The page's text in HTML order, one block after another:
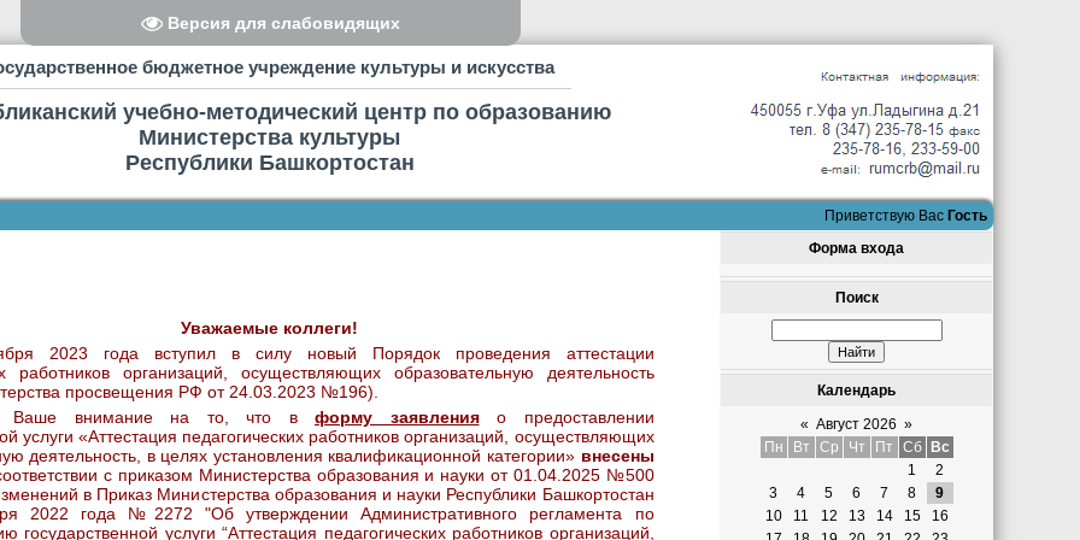
Версия для слабовидящих
бюджетное учреждение культуры и искусства
учебно-методический центр по образованию
Министерства культуры
Республики Башкортостан
Приветствую Вас Гость
Уважаемые коллеги!
2023 года вступил в силу новый Порядок проведения аттестации
работников организаций, осуществляющих образовательную деятельность
просвещения РФ от 24.03.2023 №196).
Ваше внимание на то, что в форму заявленияо предоставлении
услуги «Аттестация педагогических работников организаций, осуществляющих
деятельность, в целях установления квалификационной категории» внесены
с приказом Министерства образования и науки от 01.04.2025 №500
в Приказ Министерства образования и науки Республики Башкортостан
2022 года №2272 "Об утверждении Административного регламента по
государственной услуги “Аттестация педагогических работников организаций,
Форма входа
Поиск
Календарь
« Август 2026 »
Пн
Вт Ср Чт Пт Сб
Вс
1
2
3
4 5 6 7 8
9
10
11 12 13 14 15
16